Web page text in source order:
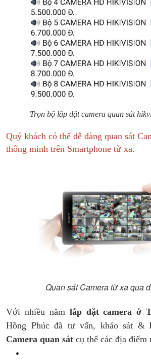
Trọn bộ lắp đặt camera quan sát
Quý khách có thể dễ dàng quan sát
thông minh trên Smartphone từ xa.
Quan sát Camera từ xa qua
Với nhiều năm lắp đặt camera ở
Hồng Phúc đã tư vấn, khảo sát &
Camera quan sát cụ thể các địa điểm